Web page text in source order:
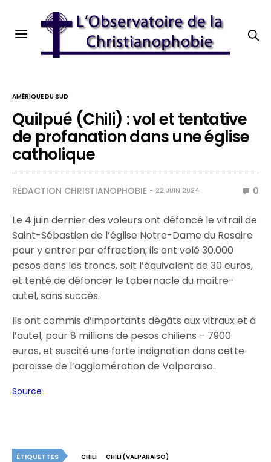
AMÉRIQUE DU SUD
Quilpué (Chili) : vol et tentative
de profanation dans une église
catholique
RÉDACTION CHRISTIANOPHOBIE 22 JUIN 2024 0
Le 4 juin dernier des voleurs ont défoncé le vitrail de
Saint-Sébastien de l’église Notre-Dame du Rosaire
pour y entrer par effraction; ils ont volé 30.000
pesos dans les troncs, soit l’équivalent de 30 euros,
et tenté de défoncer le tabernacle du maître-
autel, sans succès.
Ils ont commis d’importants dégâts aux vitraux et à
l’autel, pour 8 millions de pesos chiliens – 7900
euros, et suscité une forte indignation dans cette
paroisse de l’agglomération de Valparaiso.
Source
ÉTIQUETTES CHILI
CHILI (VALPARAISO)